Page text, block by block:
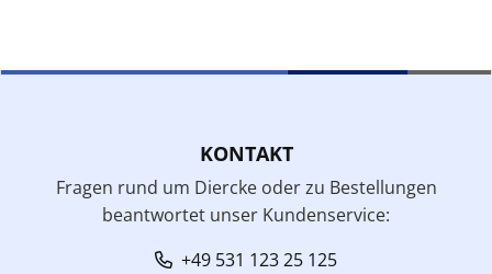
KONTAKT
Fragen rund um Diercke oder zu Bestellungen
beantwortet unser Kundenservice:
+49 531 123 25 125